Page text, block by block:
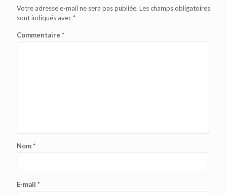
Votre adresse e-mail ne sera pas publiée. Les champs obligatoires
sont indiqués avec*
Commentaire *
Nom*
E-mail *